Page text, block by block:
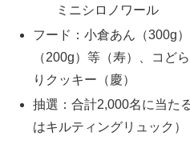
ミニシロノワール
フード：小倉あん（300g
（200g）等（寿）、コど
りクッキー（慶）
抽選：合計2,000名に当た
はキルティングリュック）